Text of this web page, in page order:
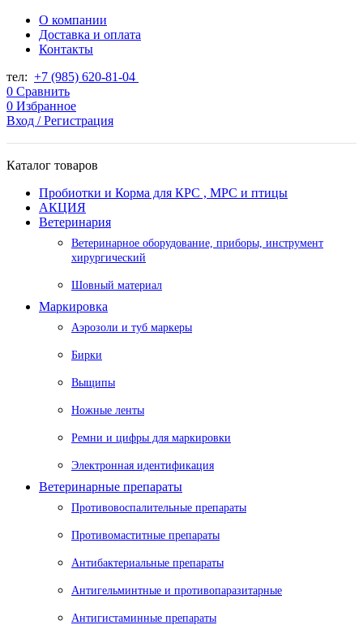
О компании
Доставка и оплата
Контакты
тел: +7 (985) 620-81-04
0 Сравнить
0 Избранное
Вход / Регистрация
Каталог товаров
Пробиотки и Корма для КРС , МРС и птицы
АКЦИЯ
Ветеринария
Ветеринарное оборудование, приборы, инструмент
хирургический
Шовный материал
Маркировка
Аэрозоли и туб маркеры
Бирки
Выщипы
Ножные ленты
Ремни и цифры для маркировки
Электронная идентификация
Ветеринарные препараты
Противовоспалительные препараты
Противомаститные препараты
Антибактериальные препараты
Антигельминтные и противопаразитарные
Антигистаминные препараты